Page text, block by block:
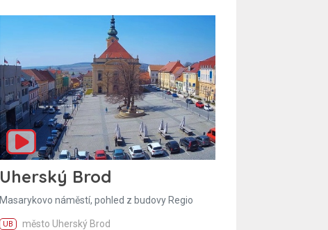
Uherský Brod
Masarykovo náměstí, pohled z budovy Regio
UB město Uherský Brod